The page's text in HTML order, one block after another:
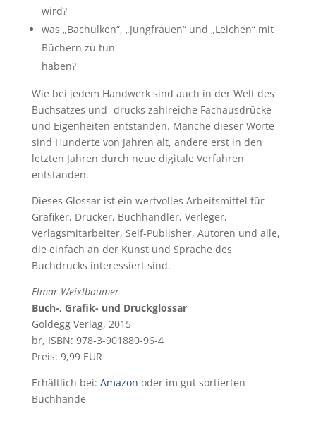
wird?
was „Bachulken“, „Jungfrauen“ und „Leichen“ mit
Büchern zu tun
haben?
Wie bei jedem Handwerk sind auch in der Welt des
Buchsatzes und -drucks zahlreiche Fachausdrücke
und Eigenheiten entstanden. Manche dieser Worte
sind Hunderte von Jahren alt, andere erst in den
letzten Jahren durch neue digitale Verfahren
entstanden.
Dieses Glossar ist ein wertvolles Arbeitsmittel für
Grafiker, Drucker, Buchhändler, Verleger,
Verlagsmitarbeiter, Self-Publisher, Autoren und alle,
die einfach an der Kunst und Sprache des
Buchdrucks interessiert sind.
Elmar Weixlbaumer
Buch-, Grafik- und Druckglossar
Goldegg Verlag, 2015
br, ISBN: 978-3-901880-96-4
Preis: 9,99 EUR
Erhältlich bei: Amazon oder im gut sortierten
Buchhande